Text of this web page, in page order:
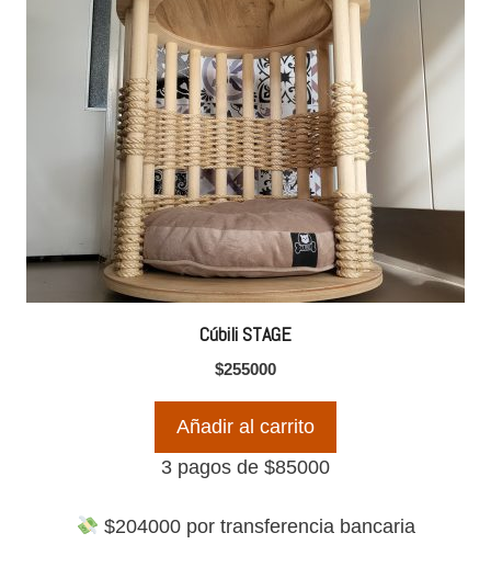
Cúbili STAGE
$255000
Añadir al carrito
3 pagos de $85000
$204000por transferencia bancaria